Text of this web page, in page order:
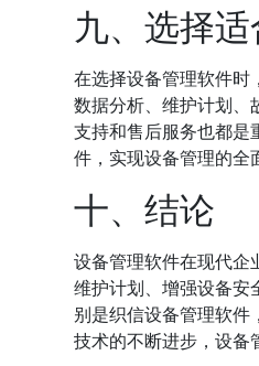
九、选择
在选择设备管理软件时
数据分析、维护计划、
支持和售后服务也都是
件，实现设备管理的全
十、结论
设备管理软件在现代企
维护计划、增强设备安
别是织信设备管理软
技术的不断进步，设备